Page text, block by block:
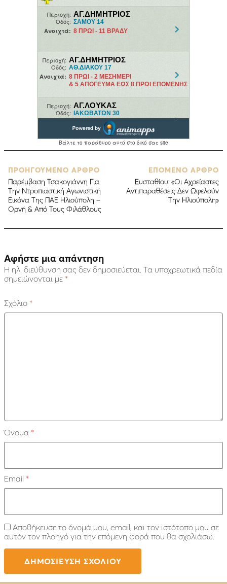
ΠΡΟΗΓΟΥΜΕΝΟ ΑΡΘΡΟ
Παρέμβαση Τσακογιάννη Για
Την Ντροπιαστική Αγωνιστική
Εικόνα Της ΠΑΕ Ηλιούπολη –
Οργή & Από Τους Φιλάθλους
ΕΠΟΜΕΝΟ ΑΡΘΡΟ
Ευσταθίου: «Οι Αχρείαστες
Αντιπαραθέσεις Δεν Ωφελούν
Την Ηλιούπολη»
Αφήστε μια απάντηση
Η ηλ. διεύθυνση σας δεν δημοσιεύεται. Τα υποχρεωτικά πεδία
σημειώνονται με *
Σχόλιο *
Όνομα *
Email *
Αποθήκευσε το όνομά μου, email, και τον ιστότοπο μου σε
αυτόν τον πλοηγό για την επόμενη φορά που θα σχολιάσω.